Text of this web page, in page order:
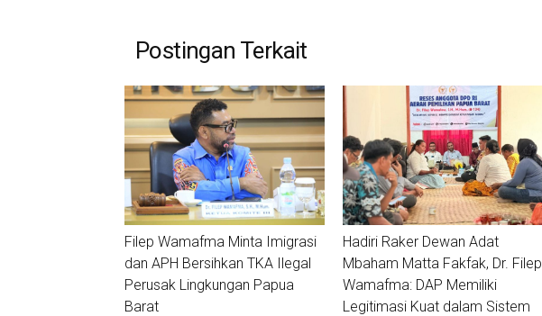
Postingan Terkait
Filep Wamafma Minta Imigrasi
dan APH Bersihkan TKA Ilegal
Perusak Lingkungan Papua
Barat
Hadiri Raker Dewan Adat
Mbaham Matta Fakfak, Dr. Filep
Wamafma: DAP Memiliki
Legitimasi Kuat dalam Sistem